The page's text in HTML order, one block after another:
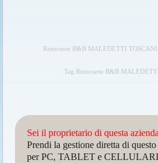
Ristorante B&B MALEDETTI TOSCANI
Tag Ristorante B&B
Sei il proprietario di questa
Prendi la gestione diretta di
per PC, TABLET e